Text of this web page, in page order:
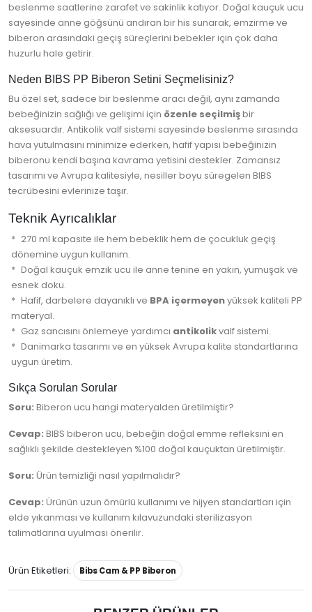
beslenme saatlerine zarafet ve sakinlik katıyor. Doğal kauçuk ucu
sayesinde anne göğsünü andıran bir his sunarak, emzirme ve
biberon arasındaki geçiş süreçlerini bebekler için çok daha
huzurlu hale getirir.
Neden BIBS PP Biberon Setini Seçmelisiniz?
Bu özel set, sadece bir beslenme aracı değil, aynı zamanda
bebeğinizin sağlığı ve gelişimi için özenle seçilmişbir
aksesuardır. Antikolik valf sistemi sayesinde beslenme sırasında
hava yutulmasını minimize ederken, hafif yapısı bebeğinizin
biberonu kendi başına kavrama yetisini destekler. Zamansız
tasarımı ve Avrupa kalitesiyle, nesiller boyu süregelen BIBS
tecrübesini evlerinize taşır.
Teknik Ayrıcalıklar
270 ml kapasite ile hem bebeklik hem de çocukluk geçiş
dönemine uygun kullanım.
Doğal kauçuk emzik ucu ile anne tenine en yakın, yumuşak ve
esnek doku.
Hafif, darbelere dayanıklı ve BPA içermeyenyüksek kaliteli PP
materyal.
Gaz sancısını önlemeye yardımcı antikolikvalf sistemi.
Danimarka tasarımı ve en yüksek Avrupa kalite standartlarına
uygun üretim.
Sıkça Sorulan Sorular
Soru: Biberon ucu hangi materyalden üretilmiştir?
Cevap: BIBS biberon ucu, bebeğin doğal emme refleksini en
sağlıklı şekilde destekleyen %100 doğal kauçuktan üretilmiştir.
Soru: Ürün temizliği nasıl yapılmalıdır?
Cevap: Ürünün uzun ömürlü kullanımı ve hijyen standartları için
elde yıkanması ve kullanım kılavuzundaki sterilizasyon
talimatlarına uyulması önerilir.
Ürün Etiketleri: Bibs Cam & PP Biberon